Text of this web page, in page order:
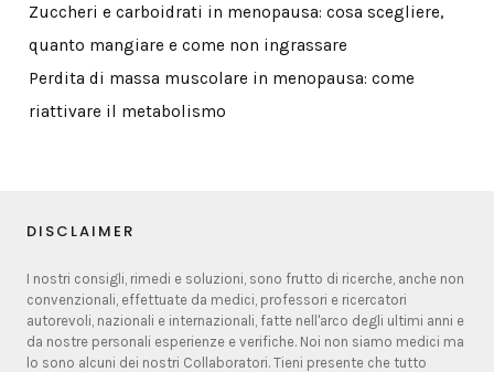
Zuccheri e carboidrati in menopausa: cosa scegliere,
quanto mangiare e come non ingrassare
Perdita di massa muscolare in menopausa: come
riattivare il metabolismo
DISCLAIMER
I nostri consigli, rimedi e soluzioni, sono frutto di ricerche, anche non
convenzionali, effettuate da medici, professori e ricercatori
autorevoli, nazionali e internazionali, fatte nell'arco degli ultimi anni e
da nostre personali esperienze e verifiche. Noi non siamo medici ma
lo sono alcuni dei nostri Collaboratori. Tieni presente che tutto